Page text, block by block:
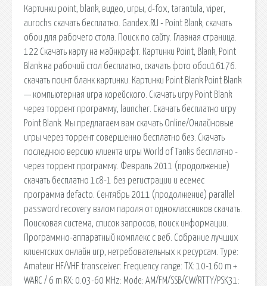
Картинки point, blank, видео, игры, d-fox, tarantula, viper,
aurochs скачать бесплатно. Gandex.RU - Point Blank, скачать
обои для рабочего стола. Поиск по сайту. Главная страница.
122 Скачать карту на майнкрафт. Картинки Point, Blank, Point
Blank на рабочий стол бесплатно, скачать фото обои16176.
скачать поинт бланк картинки. Картинки Point Blank Point Blank
— компьютерная игра корейского. Скачать игру Point Blank
через торрент программу, launcher. Скачать бесплатно игру
Point Blank. Мы предлагаем вам скачать Online/Онлайновые
игры через торрент совершенно бесплатно без. Скачать
последнюю версию клиента игры World of Tanks бесплатно -
через торрент программу. Февраль 2011 (продолжение)
скачать бесплатно 1с8-1 без регистрации и есемес
программа defacto. Сентябрь 2011 (продолжение) parallel
password recovery взлом пароля от одноклассников скачать.
Поисковая сиcтема, список запросов, поиск информации.
Программно-аппаратный комплекс с веб. Собрание лучших
клиентских онлайн игр, нетребовательных к ресурсам. Type:
Amateur HF/VHF transceiver: Frequency range: TX: 10-160 m +
WARC / 6 m RX: 0.03-60 MHz: Mode: AM/FM/SSB/CW/RTTY/PSK31: